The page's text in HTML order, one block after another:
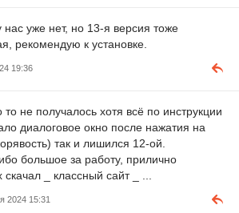
уже нет, но 13-я версия тоже
рекомендую к установке.
19:36
не получалось хотя всё по инструкции
диалоговое окно после нажатия на
так и лишился 12-ой.
большое за работу, прилично
_ классный сайт _ ...
2024 15:31